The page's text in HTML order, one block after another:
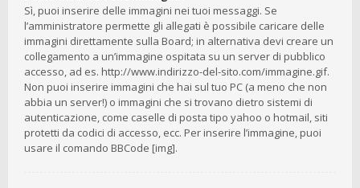
Sì, puoi inserire delle immagini nei tuoi messaggi. Se
l’amministratore permette gli allegati è possibile caricare delle
immagini direttamente sulla Board; in alternativa devi creare un
collegamento a un’immagine ospitata su un server di pubblico
accesso, ad es. http://www.indirizzo-del-sito.com/immagine.gif.
Non puoi inserire immagini che hai sul tuo PC (a meno che non
abbia un server!) o immagini che si trovano dietro sistemi di
autenticazione, come caselle di posta tipo yahoo o hotmail, siti
protetti da codici di accesso, ecc. Per inserire l’immagine, puoi
usare il comando BBCode [img].